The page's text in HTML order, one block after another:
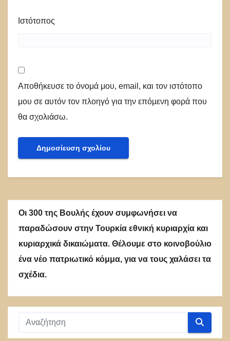
Ιστότοπος
Αποθήκευσε το όνομά μου, email, και τον ιστότοπο
μου σε αυτόν τον πλοηγό για την επόμενη φορά που
θα σχολιάσω.
Οι 300 της Βουλής έχουν συμφωνήσει να
παραδώσουν στην Τουρκία εθνική κυριαρχία και
κυριαρχικά δικαιώματα. Θέλουμε στο κοινοβούλιο
ένα νέο πατριωτικό κόμμα, για να τους χαλάσει τα
σχέδια.